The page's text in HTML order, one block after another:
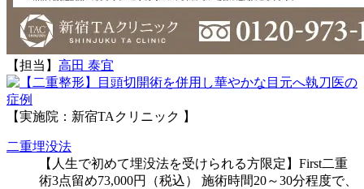
【担当】 高田 泰宜
執刀医の
症例
【実施院：新宿TAクリニック 】
二重埋没法
【人生で初めて埋没法を受けられる方限定】First二重
術3点留め73,000円（税込） 施術時間20～30分程度で、